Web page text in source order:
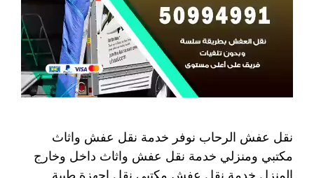
نقل عفش الرحاب نوفر خدمة نقل عفش واثاث
مكتبي ومنزلي خدمة نقل عفش واثاث داخل وخارج
المنزل خدمة نقل عفش مكتبي نقل اجهزة طبية